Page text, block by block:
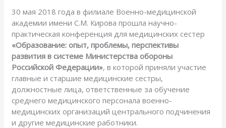
30 мая 2018 года в филиале Военно-медицинской
академии имени С.М. Кирова прошла научно-
практическая конференция для медицинских сестер
«Образование: опыт, проблемы, перспективы
развития в системе Министерства обороны
Российской Федерации», в которой приняли участие
главные и старшие медицинские сестры,
должностные лица, ответственные за обучение
среднего медицинского персонала военно-
медицинских организаций центрального подчинения
и другие медицинские работники.